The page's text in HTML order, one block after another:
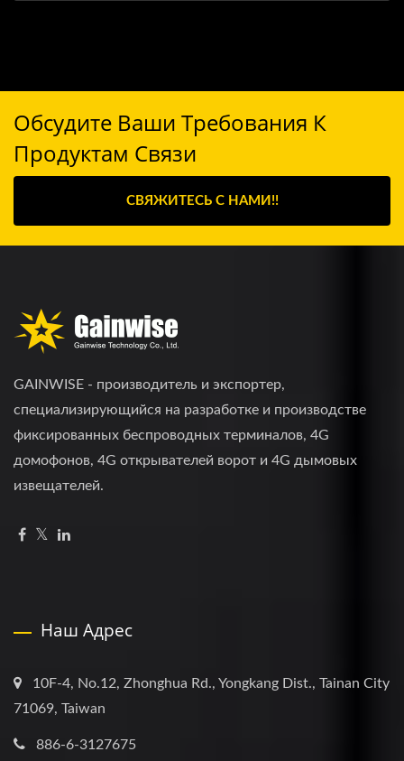
Обсудите Ваши Требования К
Продуктам Связи
СВЯЖИТЕСЬ С НАМИ!!
GAINWISE - производитель и экспортер,
специализирующийся на разработке и производстве
фиксированных беспроводных терминалов, 4G
домофонов, 4G открывателей ворот и 4G дымовых
извещателей.
Наш Адрес
10F-4, No.12, Zhonghua Rd., Yongkang Dist., Tainan City
71069, Taiwan
886-6-3127675